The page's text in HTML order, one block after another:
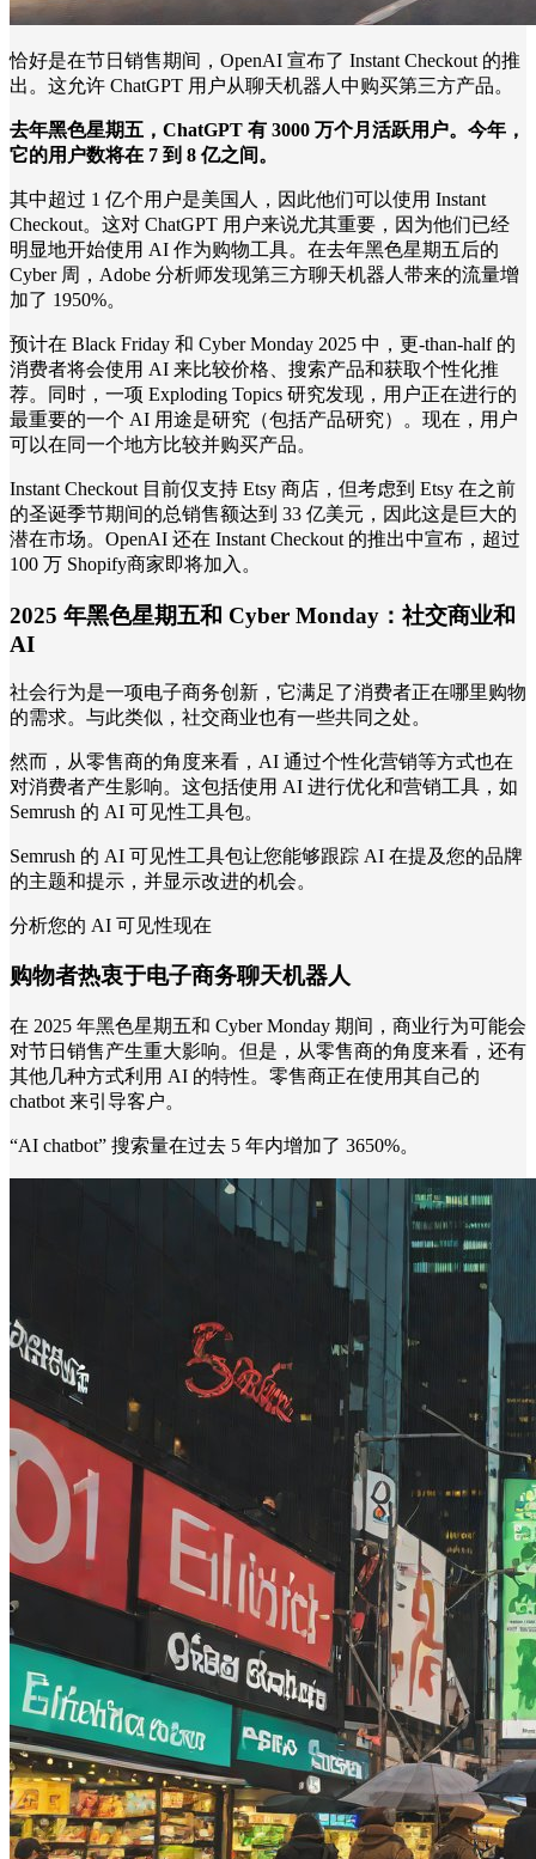
恰好是在节日销售期间，OpenAI 宣布了 Instant Checkout 的推
出。这允许 ChatGPT 用户从聊天机器人中购买第三方产品。
去年黑色星期五，ChatGPT 有 3000 万个月活跃用户。今年，
它的用户数将在 7 到 8 亿之间。
其中超过 1 亿个用户是美国人，因此他们可以使用 Instant
Checkout。这对 ChatGPT 用户来说尤其重要，因为他们已经
明显地开始使用 AI 作为购物工具。在去年黑色星期五后的
Cyber 周，Adobe 分析师发现第三方聊天机器人带来的流量增
加了 1950%。
预计在 Black Friday 和 Cyber Monday 2025 中，更-than-half 的
消费者将会使用 AI 来比较价格、搜索产品和获取个性化推
荐。同时，一项 Exploding Topics 研究发现，用户正在进行的
最重要的一个 AI 用途是研究（包括产品研究）。现在，用户
可以在同一个地方比较并购买产品。
Instant Checkout 目前仅支持 Etsy 商店，但考虑到 Etsy 在之前
的圣诞季节期间的总销售额达到 33 亿美元，因此这是巨大的
潜在市场。OpenAI 还在 Instant Checkout 的推出中宣布，超过
100 万 Shopify商家即将加入。
2025 年黑色星期五和 Cyber Monday：社交商业和
AI
社会行为是一项电子商务创新，它满足了消费者正在哪里购物
的需求。与此类似，社交商业也有一些共同之处。
然而，从零售商的角度来看，AI 通过个性化营销等方式也在
对消费者产生影响。这包括使用 AI 进行优化和营销工具，如
Semrush 的 AI 可见性工具包。
Semrush 的 AI 可见性工具包让您能够跟踪 AI 在提及您的品牌
的主题和提示，并显示改进的机会。
分析您的 AI 可见性现在
购物者热衷于电子商务聊天机器人
在 2025 年黑色星期五和 Cyber Monday 期间，商业行为可能会
对节日销售产生重大影响。但是，从零售商的角度来看，还有
其他几种方式利用 AI 的特性。零售商正在使用其自己的
chatbot 来引导客户。
“AI chatbot” 搜索量在过去 5 年内增加了 3650%。